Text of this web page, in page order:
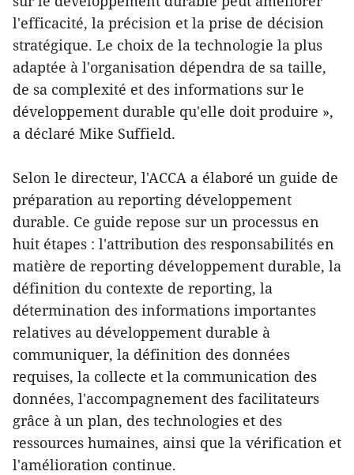
l'efficacité, la précision et la prise de décision
stratégique. Le choix de la technologie la plus
adaptée à l'organisation dépendra de sa taille,
de sa complexité et des informations sur le
développement durable qu'elle doit produire »,
a déclaré Mike Suffield.
Selon le directeur, l'ACCA a élaboré un guide de
préparation au reporting développement
durable. Ce guide repose sur un processus en
huit étapes : l'attribution des responsabilités en
matière de reporting développement durable, la
définition du contexte de reporting, la
détermination des informations importantes
relatives au développement durable à
communiquer, la définition des données
requises, la collecte et la communication des
données, l'accompagnement des facilitateurs
grâce à un plan, des technologies et des
ressources humaines, ainsi que la vérification et
l'amélioration continue.